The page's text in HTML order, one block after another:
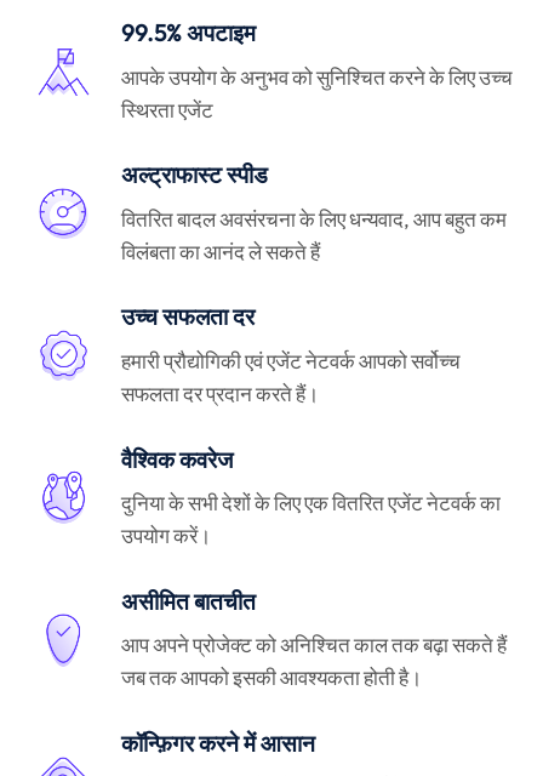
99.5% अपटाइम
आपके उपयोग के अनुभव को सुनिश्चित करने के लिए उच्च
स्थिरता एजेंट
अल्ट्राफास्ट स्पीड
वितरित बादल अवसंरचना के लिए धन्यवाद, आप बहुत कम
विलंबता का आनंद ले सकते हैं
उच्च सफलता दर
हमारी प्रौद्योगिकी एवं एजेंट नेटवर्क आपको सर्वोच्च
सफलता दर प्रदान करते हैं।
वैश्विक कवरेज
दुनिया के सभी देशों के लिए एक वितरित एजेंट नेटवर्क का
उपयोग करें।
असीमित बातचीत
आप अपने प्रोजेक्ट को अनिश्चित काल तक बढ़ा सकते हैं
जब तक आपको इसकी आवश्यकता होती है।
कॉन्फ़िगर करने में आसान